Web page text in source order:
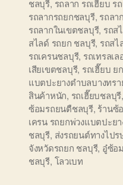
ชลบุรี, รถลาก รถเฮี๊ยบ
รถลากรถยกชลบุรี, รถลา
รถลากในเขตชลบุรี, รถส
สไลด์ รถยก ชลบุรี, รถส
รถเครนชลบุรี, รถเทรลเล
เสียเขตชลบุรี, รถเฮี๊ยบ ย
แบตปะยางตำบลบางทรา
สินค้าหนัก, รถเฮี๊ยบชลบุรี,
ซ้อมรถยนตืชลบุรี, ร้านซ้
เครน รถยกพ่วงแบตปะย
ชลบุรี, ส่งรถยนต์ทางไป
จังหวัดรถยก ชลบุรี, อู๋ซ้อ
ชลบุรี, โลวเบท